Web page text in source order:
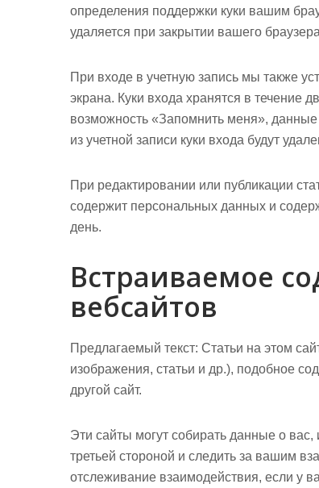
определения поддержки куки вашим
удаляется при закрытии вашего
При входе в учетную запись мы также
экрана. Куки входа хранятся в течение
возможность «Запомнить меня», данные
из учетной записи куки входа будут
При редактировании или публикации
содержит персональных данных и
день.
Встраиваемое
вебсайтов
Предлагаемый текст: Статьи на этом
изображения, статьи и др.), подобное
другой сайт.
Эти сайты могут собирать данные о вас,
третьей стороной и следить за вашим
отслеживание взаимодействия, если у